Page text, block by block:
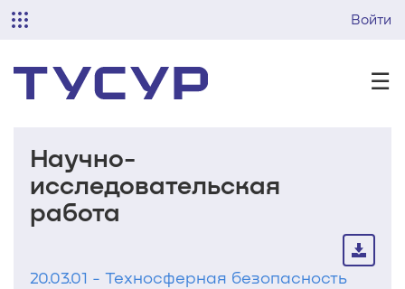
Войти
☰
Научно-
исследовательская
работа
20.03.01 - Техносферная безопасность